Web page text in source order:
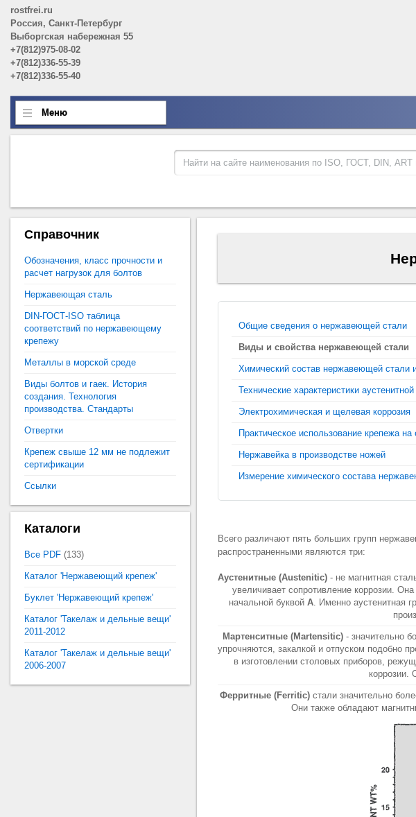
rostfrei.ru
Россия, Санкт-Петербург
Выборгская набережная 55
+7(812)975-08-02
+7(812)336-55-39
+7(812)336-55-40
Меню
Общие сведения о нержавеющей стали
Виды и свойства нержавеющей стали
Химический состав нержавеющей стали
Технические характеристики
Электрохимическая и щелевая коррозия
Практическое использование крепежа на
Нержавейка в производстве ножей
Измерение химического состава
Всего различают пять больших групп
распространенными являются три:
Аустенитные (Austenitic) - не магнитная
увеличивает сопротивление коррозии.
начальной буквойA . Именно аустенитная
Мартенситные (Martensitic) - значительно
упрочняются, закалкой и отпуском подобно
в изготовлении столовых приборов,
коррозии.
Ферритные (Ferritic)стали значительно
Они также обладают
Справочник
Обозначения, класс прочности и
расчет нагрузок для болтов
Нержавеющая сталь
DIN-ГОСТ-ISO таблица
соответствий по нержавеющему
крепежу
Металлы в морской среде
Виды болтов и гаек. История
создания. Технология
производства. Стандарты
Отвертки
Крепеж свыше 12 мм не подлежит
сертификации
Ссылки
Каталоги
Все PDF (133)
Каталог 'Нержавеющий крепеж'
Буклет 'Нержавеющий крепеж'
Каталог 'Такелаж и дельные вещи'
2011-2012
Каталог 'Такелаж и дельные вещи'
2006-2007